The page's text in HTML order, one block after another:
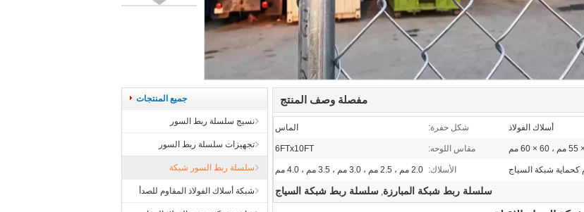
جميع المنتجات
نسيج سلسلة ربط السور
تجهيزات سلسلة ربط السور
سلسلة ربط السور شبكة
شبكة أسلاك الفولاذ المقاوم للصدأ
مفصلة وصف المنتج
أسلاك الفولاذ شكل حفرة: الماس
مقاس اللوحه: 6FTx10FT
كحماية شبكة السياج الأسلاك: 2.0 مم ، 2.5 مم ، 3.0 مم ، 3.5 مم ، 4.0 مم
سلسلة ربط شبكة المبارزة, سلسلة ربط شبكة السياج